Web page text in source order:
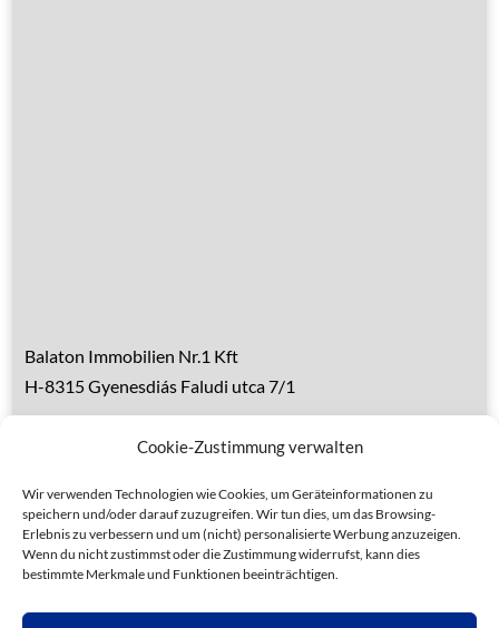
Cookie-Zustimmung verwalten
Wir verwenden Technologien wie Cookies, um Geräteinformationen zu
speichern und/oder darauf zuzugreifen. Wir tun dies, um das Browsing-
Erlebnis zu verbessern und um (nicht) personalisierte Werbung anzuzeigen.
Wenn du nicht zustimmst oder die Zustimmung widerrufst, kann dies
bestimmte Merkmale und Funktionen beeinträchtigen.
Balaton Immobilien Nr.1 Kft
H-8315 Gyenesdiás Faludi utca 7/1
Handy 1: 0036 30 153 7382 (deutsch)
Handy 2: 0036 20 935 6160 (ungarisch)